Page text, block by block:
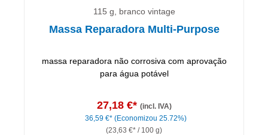
115 g, branco vintage
Massa Reparadora Multi-Purpose
massa reparadora não corrosiva com aprovação
para água potável
27,18 €* (incl. IVA)
36,59 €* (Economizou 25.72%)
(23,63 €* / 100 g)